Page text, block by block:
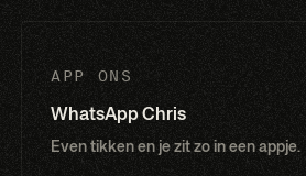
APP ONS
WhatsApp Chris
Even tikken en je zit zo in een appje.